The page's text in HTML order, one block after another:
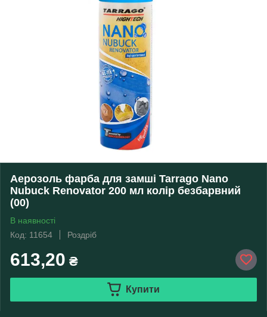
Аерозоль фарба для замші Tarrago Nano
Nubuck Renovator 200 мл колір безбарвний
(00)
В наявності
Код: 11654
Роздріб
613,20 ₴
Купити